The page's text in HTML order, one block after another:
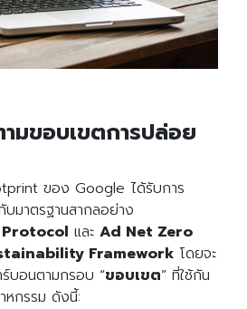
มขอบเขตการปล่อย
ของ Google ได้รับการ
มาตรฐานสากลอย่าง
Protocol และ Ad Net Zero
Framework โดยจะ
บอนตามกรอบ “ขอบเขต” ที่ใช้กัน
หกรรม ดังนี้: